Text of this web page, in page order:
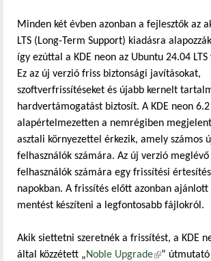
Minden két évben azonban a fejlesztők az
LTS (Long-Term Support) kiadásra
így ezúttal a KDE neon az Ubuntu 24.04
Ez az új verzió friss biztonsági javításokat,
szoftverfrissítéseket és újabb kernelt
hardvertámogatást biztosít. A KDE neon
alapértelmezetten a nemrégiben megjelent
asztali környezettel érkezik, amely számos
felhasználók számára. Az új verzió meglévő
felhasználók számára egy frissítési
napokban. A frissítés előtt azonban ajánlott
mentést készíteni a legfontosabb fájlokról.
Akik siettetni szeretnék a frissítést, a KDE
által közzétett „Noble Upgrade(külső
” útmutató